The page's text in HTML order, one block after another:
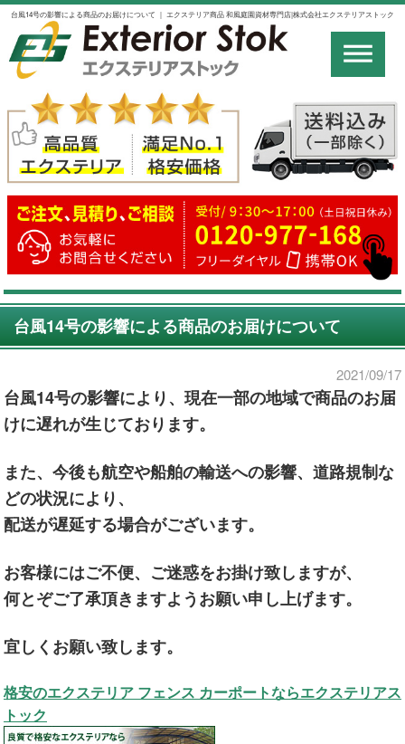
台風14号の影響による商品のお届けについて ｜ エクステリア商品 和風庭園資材専門店|株式会社エクステリアストック
台風14号の影響による商品のお届けについて
2021/09/17
台風14号の影響により、現在一部の地域で商品のお届
けに遅れが生じております。
また、今後も航空や船舶の輸送への影響、道路規制な
どの状況により、
配送が遅延する場合がございます。
お客様にはご不便、ご迷惑をお掛け致しますが、
何とぞご了承頂きますようお願い申し上げます。
宜しくお願い致します。
格安のエクステリア フェンス カーポートならエクステリアス
トック